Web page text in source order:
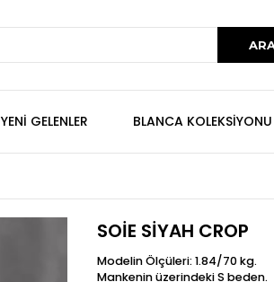
YENİ GELENLER BLANCA KOLEKSİYONU
SOİE SİYAH CROP
Modelin Ölçüleri: 1.84/70 kg.
Mankenin üzerindeki S beden.